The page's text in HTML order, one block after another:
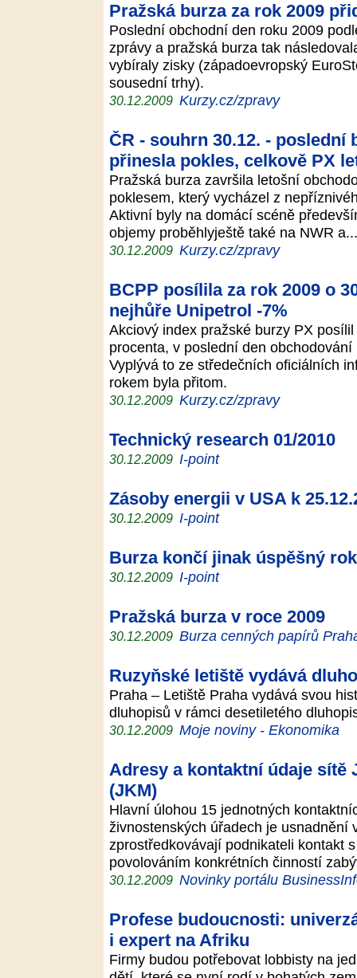
Pražská burza za rok 2009
Poslední obchodní den roku 2009
zprávy a pražská burza tak
vybíraly zisky (západoevropský
sousední trhy).
30.12.2009 Kurzy.cz/zpravy
ČR - souhrn 30.12. -
přinesla pokles, celkově PX
Pražská burza završila letošní
poklesem, který vycházel z
Aktivní byly na domácí scéně
objemy proběhlyještě také na NWR
30.12.2009 Kurzy.cz/zpravy
BCPP posílila za rok 2009 o
nejhůře Unipetrol -7%
Akciový index pražské burzy PX
procenta, v poslední den
Vyplývá to ze středečních oficiálních
rokem byla přitom.
30.12.2009 Kurzy.cz/zpravy
Technický research 01/2010
30.12.2009 I-point
Zásoby energii v USA k
30.12.2009 I-point
Burza končí jinak úspěšný
30.12.2009 I-point
Pražská burza v roce 2009
30.12.2009 Burza cenných papírů
Ruzyňské letiště vydává
Praha – Letiště Praha vydává svou
dluhopisů v rámci desetiletého
30.12.2009 Moje noviny - Ekonomika
Adresy a kontaktní údaje
(JKM)
Hlavní úlohou 15 jednotných
živnostenských úřadech je usnadnění
zprostředkovávají podnikateli kontakt
povolováním konkrétních činností
30.12.2009 Novinky portálu
Profese budoucnosti:
i expert na Afriku
Firmy budou potřebovat lobbisty na